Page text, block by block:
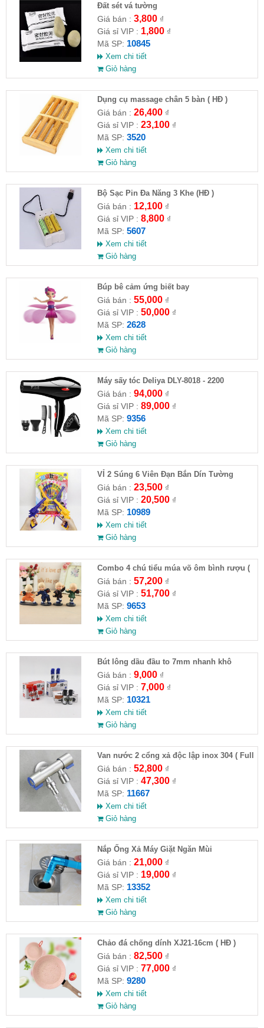
Đất sét vá tường
Giá bán : 3,800₫
Giá sỉ VIP : 1,800₫
Mã SP: 10845
Xem chi tiết
Giỏ hàng
Dụng cụ massage chân 5 bàn ( HĐ )
Giá bán : 26,400₫
Giá sỉ VIP : 23,100₫
Mã SP: 3520
Xem chi tiết
Giỏ hàng
Bộ Sạc Pin Đa Năng 3 Khe (HĐ )
Giá bán : 12,100₫
Giá sỉ VIP : 8,800₫
Mã SP: 5607
Xem chi tiết
Giỏ hàng
​Búp bê cảm ứng biết bay
Giá bán : 55,000₫
Giá sỉ VIP : 50,000₫
Mã SP: 2628
Xem chi tiết
Giỏ hàng
Máy sấy tóc Deliya DLY-8018 - 2200
Giá bán : 94,000₫
Giá sỉ VIP : 89,000₫
Mã SP: 9356
Xem chi tiết
Giỏ hàng
VỈ 2 Súng 6 Viên Đạn Bắn Dín Tường
Giá bán : 23,500₫
Giá sỉ VIP : 20,500₫
Mã SP: 10989
Xem chi tiết
Giỏ hàng
Combo 4 chú tiểu múa võ ôm bình rượu (
HĐ )
Giá bán : 57,200₫
Giá sỉ VIP : 51,700₫
Mã SP: 9653
Xem chi tiết
Giỏ hàng
Bút lông dầu đầu to 7mm nhanh khô
Giá bán : 9,000₫
Giá sỉ VIP : 7,000₫
Mã SP: 10321
Xem chi tiết
Giỏ hàng
Van nước 2 cổng xả độc lập inox 304 ( Full
VAT )
Giá bán : 52,800₫
Giá sỉ VIP : 47,300₫
Mã SP: 11667
Xem chi tiết
Giỏ hàng
Nắp Ống Xả Máy Giặt Ngăn Mùi
Giá bán : 21,000₫
Giá sỉ VIP : 19,000₫
Mã SP: 13352
Xem chi tiết
Giỏ hàng
Chảo đá chống dính XJ21-16cm ( HĐ )
Giá bán : 82,500₫
Giá sỉ VIP : 77,000₫
Mã SP: 9280
Xem chi tiết
Giỏ hàng